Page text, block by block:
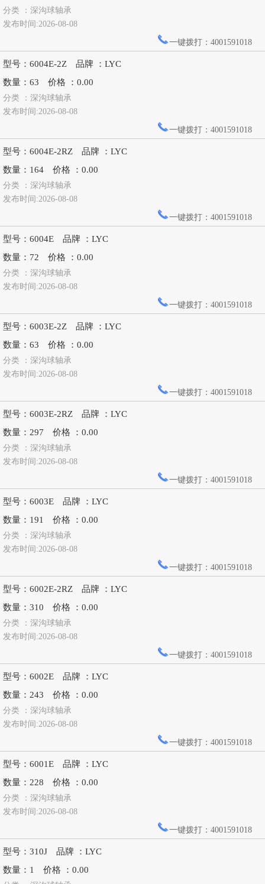
分类 ：深沟球轴承
发布时间:2026-08-08
一键拨打：4001591018
型号：6004E-2Z 品牌 ：LYC
数量：63 价格 ：0.00
分类 ：深沟球轴承
发布时间:2026-08-08
一键拨打：4001591018
型号：6004E-2RZ 品牌 ：LYC
数量：164 价格 ：0.00
分类 ：深沟球轴承
发布时间:2026-08-08
一键拨打：4001591018
型号：6004E 品牌 ：LYC
数量：72 价格 ：0.00
分类 ：深沟球轴承
发布时间:2026-08-08
一键拨打：4001591018
型号：6003E-2Z 品牌 ：LYC
数量：63 价格 ：0.00
分类 ：深沟球轴承
发布时间:2026-08-08
一键拨打：4001591018
型号：6003E-2RZ 品牌 ：LYC
数量：297 价格 ：0.00
分类 ：深沟球轴承
发布时间:2026-08-08
一键拨打：4001591018
型号：6003E 品牌 ：LYC
数量：191 价格 ：0.00
分类 ：深沟球轴承
发布时间:2026-08-08
一键拨打：4001591018
型号：6002E-2RZ 品牌 ：LYC
数量：310 价格 ：0.00
分类 ：深沟球轴承
发布时间:2026-08-08
一键拨打：4001591018
型号：6002E 品牌 ：LYC
数量：243 价格 ：0.00
分类 ：深沟球轴承
发布时间:2026-08-08
一键拨打：4001591018
型号：6001E 品牌 ：LYC
数量：228 价格 ：0.00
分类 ：深沟球轴承
发布时间:2026-08-08
一键拨打：4001591018
型号：310J 品牌 ：LYC
数量：1 价格 ：0.00